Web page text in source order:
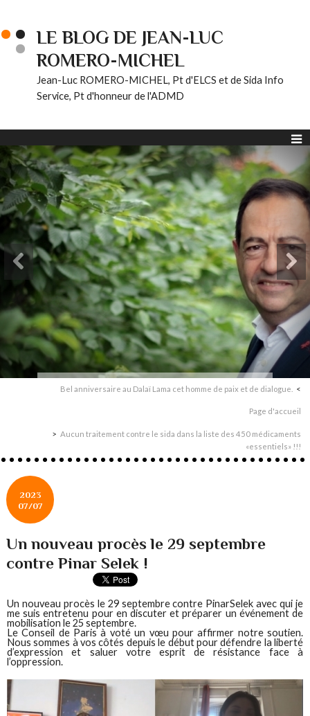
LE BLOG DE JEAN-LUC
ROMERO-MICHEL
Jean-Luc ROMERO-MICHEL, Pt d'ELCS et de Sida Info
Service, Pt d'honneur de l'ADMD
Bel anniversaire au Dalaï Lama cet homme de paix et de dialogue.
Page d'accueil
Aucun traitement contre le sida dans la liste des 450 médicaments
«essentiels» !!!
2023
07/07
Un nouveau procès le 29 septembre
contre Pinar Selek !
Un nouveau procès le 29 septembre contre PinarSelek avec qui je
me suis entretenu pour en discuter et préparer un événement de
mobilisation le 25 septembre.
Le Conseil de Paris à voté un vœu pour affirmer notre soutien.
Nous sommes à vos côtés depuis le début pour défendre la liberté
d’expression et saluer votre esprit de résistance face à
l’oppression.